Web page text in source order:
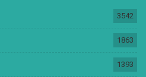
3542
1863
1393